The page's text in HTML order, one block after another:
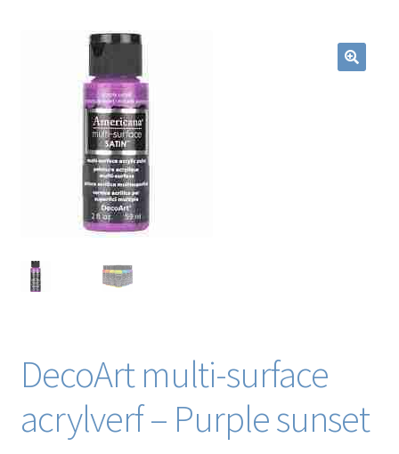
Online cursussen
Blog / DIY / Tutorials
DecoArt multi-surface
acrylverf – Purple sunset